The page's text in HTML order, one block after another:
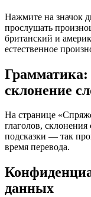
Нажмите на значок
прослушать
британский и
естественное
Грамматика:
склонение
На странице
глаголов,
подсказки — так
время перевода.
данных